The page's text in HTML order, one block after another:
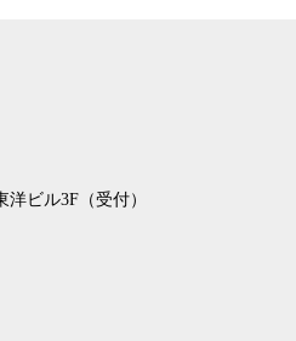
洋ビル3F（受付）